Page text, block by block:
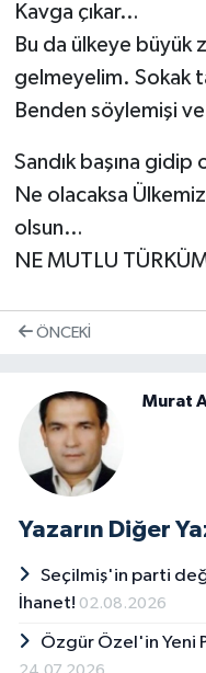
Kavga çıkar…
Bu da ülkeye büyük
gelmeyelim. Sokak
Benden söylemişi
Sandık başına gidip
Ne olacaksa
olsun…
NE MUTLU
ÖNCEKI
Murat
Yazarın Diğer
Seçilmiş'in parti
İhanet! 02.08.2026
Özgür Özel'in Yeni